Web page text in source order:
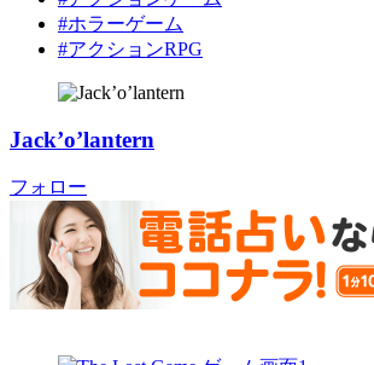
#ホラーゲーム
#アクションRPG
Jack’o’lantern
フォロー